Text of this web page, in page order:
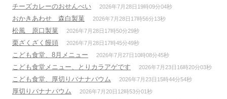
チーズカレーのおせんべい 2026年7月28日19時09分04秒
おかきあわせ 森白製菓 2026年7月28日17時56分13秒
松風 原口製菓 2026年7月28日17時50分29秒
栗ざくざく饅頭 2026年7月28日17時45分49秒
こども食堂、8月メニュー 2026年7月27日10時08分45秒
こども食堂メニュー、とりカラアゲです 2026年7月23日16時20分03秒
こども食堂、厚切りバナナバウム 2026年7月23日15時44分54秒
厚切りバナナバウム 2026年7月20日12時53分01秒